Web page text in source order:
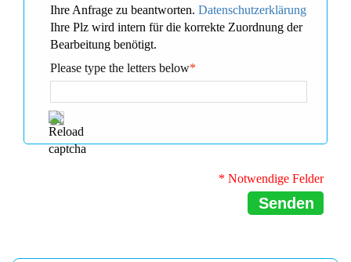
Ihre Anfrage zu beantworten. Datenschutzerklärung
Ihre Plz wird intern für die korrekte Zuordnung der
Bearbeitung benötigt.
*
Please type the letters below
* Notwendige Felder
Senden